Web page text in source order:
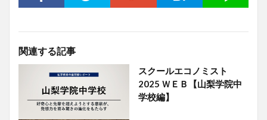
関連する記事
スクールエコノミスト
2025 ＷＥＢ【山梨学院中
学校編】